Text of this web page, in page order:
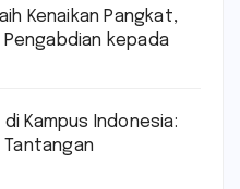
Kenaikan Pangkat,
kepada
Kampus Indonesia:
Tantangan